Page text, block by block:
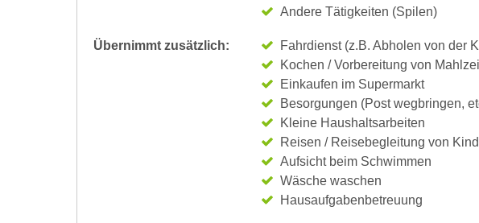
Andere Tätigkeiten (Spilen)
Übernimmt zusätzlich:
Fahrdienst (z.B. Abholen von der
Kochen / Vorbereitung von
Einkaufen im Supermarkt
Besorgungen (Post wegbringen,
Kleine Haushaltsarbeiten
Reisen / Reisebegleitung von
Aufsicht beim Schwimmen
Wäsche waschen
Hausaufgabenbetreuung